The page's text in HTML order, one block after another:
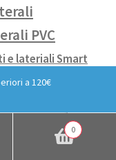
PVC
e lateriali Smart
0
a 120€